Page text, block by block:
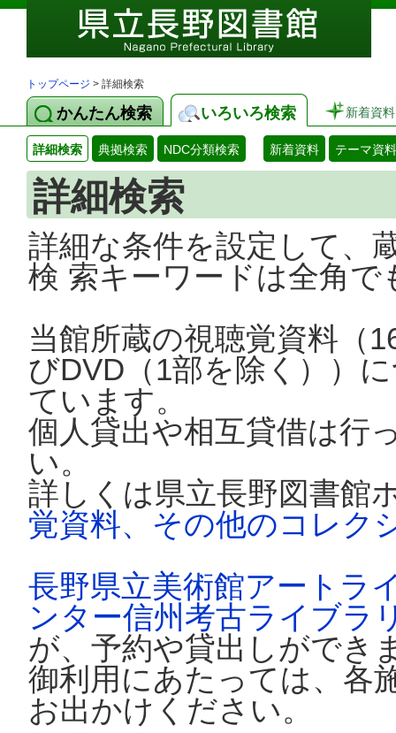
トップページ > 詳細検索
かんたん検索 いろいろ検索 新着資料
詳細検索 典拠検索 NDC分類検索 新着資料 テーマ資料
詳細検索
詳細な条件を設定して、
検 索キーワードは全角
当館所蔵の視聴覚資料（
びDVD（1部を除く））
ています。
個人貸出や相互貸借は行
い。
詳しくは県立長野図書館
覚資料、その他のコレク
長野県立美術館アートラ
ンター信州考古ライブラ
が、予約や貸出しができ
御利用にあたっては、各
お出かけください。